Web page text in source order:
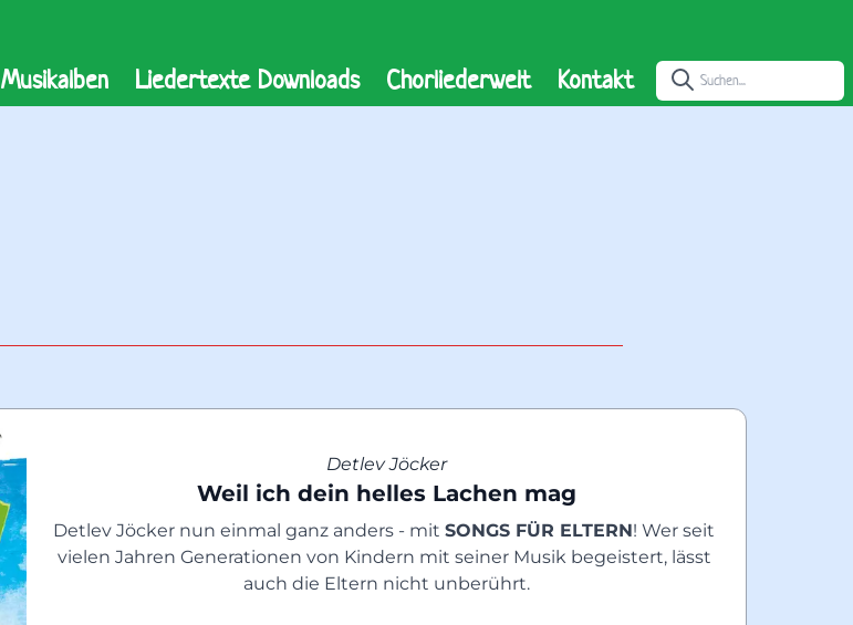
Musikalben Liedertexte Downloads Chorliederwelt Kontakt
Detlev Jöcker
Weil ich dein helles Lachen mag
Detlev Jöcker nun einmal ganz anders - mit SONGS FÜR ELTERN! Wer seit
vielen Jahren Generationen von Kindern mit seiner Musik begeistert, lässt
auch die Eltern nicht unberührt.